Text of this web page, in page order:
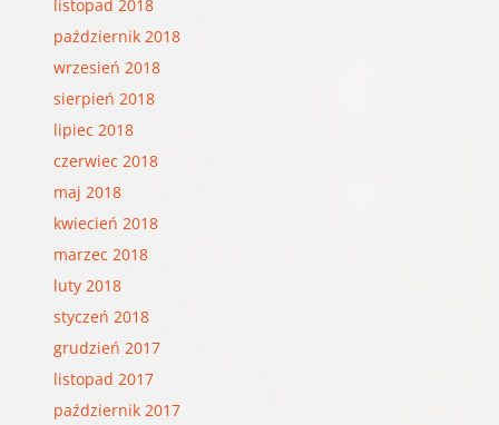
listopad 2018
październik 2018
wrzesień 2018
sierpień 2018
lipiec 2018
czerwiec 2018
maj 2018
kwiecień 2018
marzec 2018
luty 2018
styczeń 2018
grudzień 2017
listopad 2017
październik 2017